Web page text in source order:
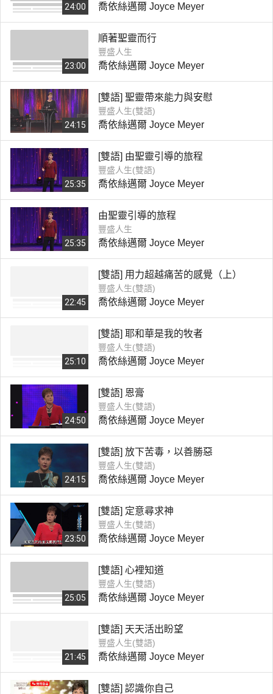
24:00 喬依絲邁爾 Joyce Meyer
23:00
順著聖靈而行
豐盛人生
喬依絲邁爾 Joyce Meyer
24:15
[雙語] 聖靈帶來能力與安慰
豐盛人生(雙語)
喬依絲邁爾 Joyce Meyer
25:35
[雙語] 由聖靈引導的旅程
豐盛人生(雙語)
喬依絲邁爾 Joyce Meyer
25:35
由聖靈引導的旅程
豐盛人生
喬依絲邁爾 Joyce Meyer
22:45
[雙語] 用力超越痛苦的感覺（上）
豐盛人生(雙語)
喬依絲邁爾 Joyce Meyer
25:10
[雙語] 耶和華是我的牧者
豐盛人生(雙語)
喬依絲邁爾 Joyce Meyer
24:50
[雙語] 恩膏
豐盛人生(雙語)
喬依絲邁爾 Joyce Meyer
24:15
[雙語] 放下苦毒，以善勝惡
豐盛人生(雙語)
喬依絲邁爾 Joyce Meyer
23:50
[雙語] 定意尋求神
豐盛人生(雙語)
喬依絲邁爾 Joyce Meyer
25:05
[雙語] 心裡知道
豐盛人生(雙語)
喬依絲邁爾 Joyce Meyer
21:45
[雙語] 天天活出盼望
豐盛人生(雙語)
喬依絲邁爾 Joyce Meyer
[雙語] 認識你自己